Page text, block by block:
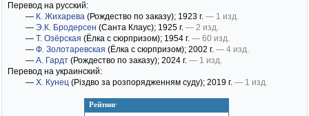
Рейтинг
Перевод на русский:
— К. Жихарева (Рождество по заказу); 1923 г. — 1 изд.
— Э.К. Бродерсен (Санта Клаус); 1925 г. — 2 изд.
— Т. Озёрская (Ёлка с сюрпризом); 1954 г. — 60 изд.
— Ф. Золотаревская (Ёлка с сюрпризом); 2002 г. — 4 изд.
— А. Гардт (Рождество по заказу); 2024 г. — 1 изд.
Перевод на украинский:
— Х. Кунец (Різдво за розпорядженням суду); 2019 г. — 1 изд.